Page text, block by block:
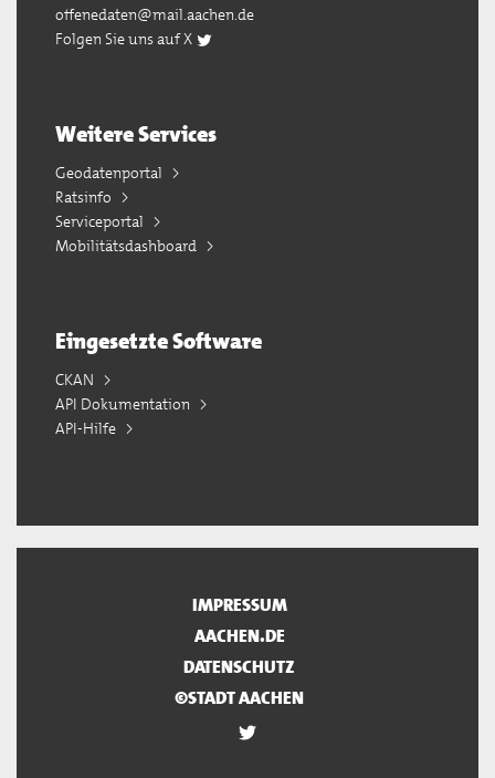
offenedaten@mail.aachen.de
Folgen Sie uns auf X
Weitere Services
Geodatenportal
Ratsinfo
Serviceportal
Mobilitätsdashboard
Eingesetzte Software
CKAN
API Dokumentation
API-Hilfe
IMPRESSUM
AACHEN.DE
DATENSCHUTZ
©STADT AACHEN